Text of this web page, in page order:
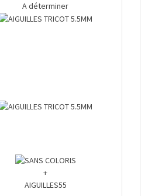
A déterminer
+
AIGUILLES55